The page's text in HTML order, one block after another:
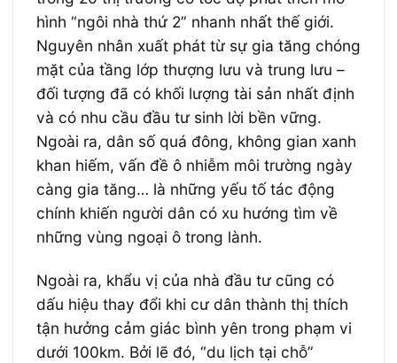
hình “ngôi nhà thứ 2” nhanh nhất thế giới.
Nguyên nhân xuất phát từ sự gia tăng chóng
mặt của tầng lớp thượng lưu và trung lưu –
đối tượng đã có khối lượng tài sản nhất định
và có nhu cầu đầu tư sinh lời bền vững.
Ngoài ra, dân số quá đông, không gian xanh
khan hiếm, vấn đề ô nhiễm môi trường ngày
càng gia tăng… là những yếu tố tác động
chính khiến người dân có xu hướng tìm về
những vùng ngoại ô trong lành.
Ngoài ra, khẩu vị của nhà đầu tư cũng có
dấu hiệu thay đổi khi cư dân thành thị thích
tận hưởng cảm giác bình yên trong phạm vi
dưới 100km. Bởi lẽ đó, “du lịch tại chỗ”